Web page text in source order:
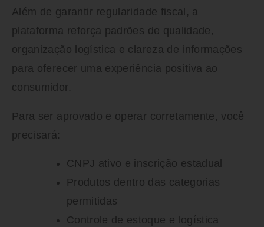
Além de garantir regularidade fiscal, a
plataforma reforça padrões de qualidade,
organização logística e clareza de informações
para oferecer uma experiência positiva ao
consumidor.
Para ser aprovado e operar corretamente, você
precisará:
CNPJ ativo e inscrição estadual
Produtos dentro das categorias
permitidas
Controle de estoque e logística